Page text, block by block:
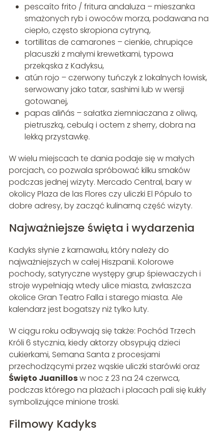
pescaíto frito / fritura andaluza – mieszanka
smażonych ryb i owoców morza, podawana na
ciepło, często skropiona cytryną,
tortillitas de camarones – cienkie, chrupiące
placuszki z małymi krewetkami, typowa
przekąska z Kadyksu,
atún rojo – czerwony tuńczyk z lokalnych łowisk,
serwowany jako tatar, sashimi lub w wersji
gotowanej,
papas aliñás – sałatka ziemniaczana z oliwą,
pietruszką, cebulą i octem z sherry, dobra na
lekką przystawkę.
W wielu miejscach te dania podaje się w małych
porcjach, co pozwala spróbować kilku smaków
podczas jednej wizyty. Mercado Central, bary w
okolicy Plaza de las Flores czy uliczki El Pópulo to
dobre adresy, by zacząć kulinarną część wizyty.
Najważniejsze święta i wydarzenia
Kadyks słynie z karnawału, który należy do
najważniejszych w całej Hiszpanii. Kolorowe
pochody, satyryczne występy grup śpiewaczych i
stroje wypełniają wtedy ulice miasta, zwłaszcza
okolice Gran Teatro Falla i starego miasta. Ale
kalendarz jest bogatszy niż tylko luty.
W ciągu roku odbywają się także: Pochód Trzech
Króli 6 stycznia, kiedy aktorzy obsypują dzieci
cukierkami, Semana Santa z procesjami
przechodzącymi przez wąskie uliczki starówki oraz
Święto Juanillosw noc z 23 na 24 czerwca,
podczas którego na plażach i placach pali się kukły
symbolizujące minione troski.
Filmowy Kadyks